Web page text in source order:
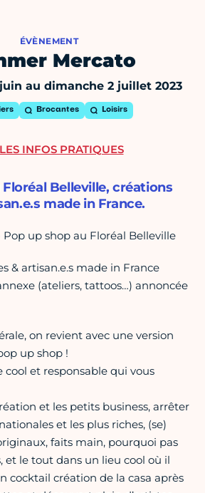
ÉVÈNEMENT
Mercato
au dimanche 2 juillet 2023
Brocantes Loisirs
Belleville, créations
made in France.
up shop au Floréal Belleville
& artisan.e.s made in France
(ateliers, tattoos…) annoncée
on revient avec une version
up shop !
cool et responsable qui vous
et les petits business, arrêter
et les plus riches, (se)
faits main, pourquoi pas
et le tout dans un lieu cool où il
cocktail création de la casa après
INFOS PRATIQUES